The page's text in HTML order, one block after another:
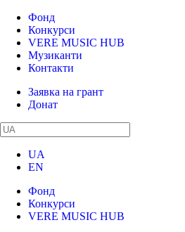
Фонд
Конкурси
VERE MUSIC HUB
Музиканти
Контакти
Заявка на грант
Донат
UA
EN
Фонд
Конкурси
VERE MUSIC HUB